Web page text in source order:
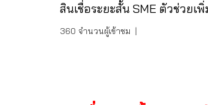
สินเชื่อระยะสั้น SME ตัวช่วยเ
360 จำนวนผู้เข้าชม |